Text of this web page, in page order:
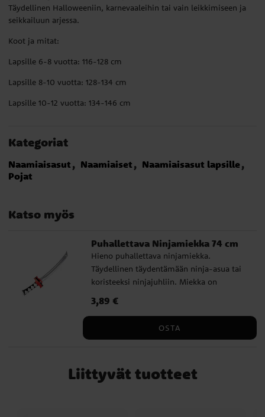
Täydellinen Halloweeniin, karnevaaleihin tai vain leikkimiseen ja
seikkailuun arjessa.
Koot ja mitat:
Lapsille 6-8 vuotta: 116-128 cm
Lapsille 8-10 vuotta: 128-134 cm
Lapsille 10-12 vuotta: 134-146 cm
Kategoriat
Naamiaisasut Naamiaiset
Naamiaisasut lapsille
Pojat
Katso myös
Puhallettava Ninjamiekka 74 cm
Hieno puhallettava ninjamiekka.
Täydellinen täydentämään ninja-asua tai
koristeeksi ninjajuhliin. Miekka on
helpoin täyttää tavallisella ilmalla.
Hinta :3,89 €
3,89 €
OSTA
Liittyvät tuotteet